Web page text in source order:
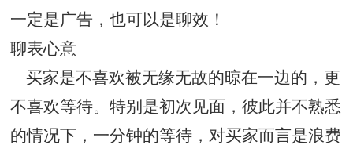
一定是广告，也可以是聊效！
聊表心意
买家是不喜欢被无缘无故的晾在一边的，更
不喜欢等待。特别是初次见面，彼此并不熟悉
的情况下，一分钟的等待，对买家而言是浪费